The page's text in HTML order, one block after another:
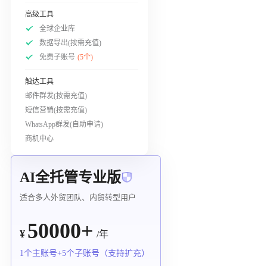
高级工具
全球企业库
数据导出(按需充值)
免费子账号 (5个)
触达工具
邮件群发(按需充值)
短信营销(按需充值)
WhatsApp群发(自助申请)
商机中心
AI全托管专业版
适合多人外贸团队、内贸转型用户
¥ 50000+ /年
1个主账号+5个子账号（支持扩充）